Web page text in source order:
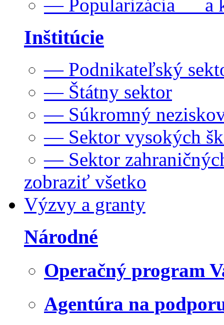
— Popularizácia a
Inštitúcie
— Podnikateľský
— Štátny sektor
— Súkromný
— Sektor vysokých
— Sektor
zobraziť všetko
Výzvy a granty
Národné
Operačný program
Agentúra na